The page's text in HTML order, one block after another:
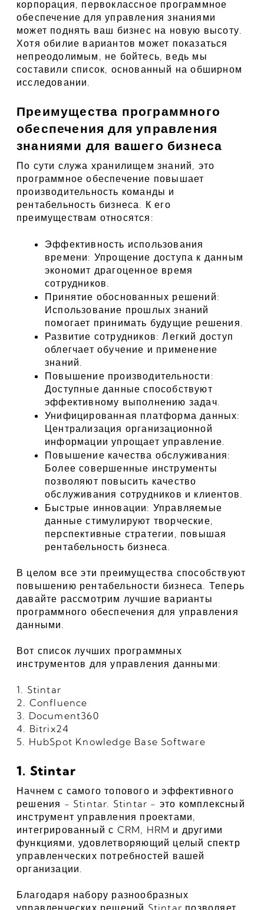
корпорация, первоклассное программное
обеспечение для управления знаниями
может поднять ваш бизнес на новую высоту.
Хотя обилие вариантов может показаться
непреодолимым, не бойтесь, ведь мы
составили список, основанный на обширном
исследовании.
Преимущества программного
обеспечения для управления
знаниями для вашего бизнеса
По сути служа хранилищем знаний, это
программное обеспечение повышает
производительность команды и
рентабельность бизнеса. К его
преимуществам относятся:
Эффективность использования
времени: Упрощение доступа к данным
экономит драгоценное время
сотрудников.
Принятие обоснованных решений:
Использование прошлых знаний
помогает принимать будущие решения.
Развитие сотрудников: Легкий доступ
облегчает обучение и применение
знаний.
Повышение производительности:
Доступные данные способствуют
эффективному выполнению задач.
Унифицированная платформа данных:
Централизация организационной
информации упрощает управление.
Повышение качества обслуживания:
Более совершенные инструменты
позволяют повысить качество
обслуживания сотрудников и клиентов.
Быстрые инновации: Управляемые
данные стимулируют творческие,
перспективные стратегии, повышая
рентабельность бизнеса.
В целом все эти преимущества способствуют
повышению рентабельности бизнеса. Теперь
давайте рассмотрим лучшие варианты
программного обеспечения для управления
данными.
Вот список лучших программных
инструментов для управления данными:
1. Stintar
2. Confluence
3. Document360
4. Bitrix24
5. HubSpot Knowledge Base Software
1. Stintar
Начнем с самого топового и эффективного
решения - Stintar. Stintar - это комплексный
инструмент управления проектами,
интегрированный с CRM, HRM и другими
функциями, удовлетворяющий целый спектр
управленческих потребностей вашей
организации.
Благодаря набору разнообразных
управленческих решений Stintar позволяет